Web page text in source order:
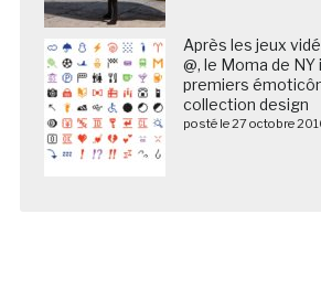
Après les jeux
@, le Moma de
premiers
collection design
posté le 27 octobre